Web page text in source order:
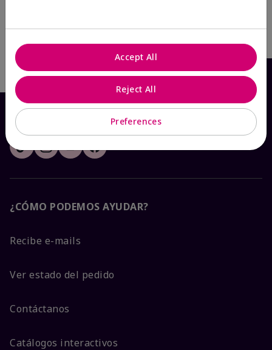
¿CÓMO PODEMOS AYUDAR?
Recibe e-mails
Ver estado del pedido
Contáctanos
Catálogos interactivos
Preferences
Reject All
Accept All